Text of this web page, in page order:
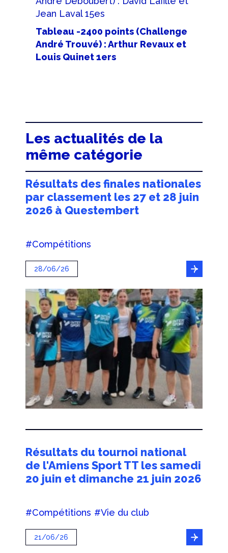
Jean Laval 15es
Tableau -2400 points (Challenge
André Trouvé) : Arthur Revaux et
Louis Quinet 1ers
Les actualités de la
même catégorie
Résultats des finales nationales
par classement les 27 et 28 juin
2026 à Questembert
#Compétitions
28/06/26
Résultats du tournoi national
de l'Amiens Sport TT les samedi
20 juin et dimanche 21 juin 2026
#Compétitions #Vie du club
21/06/26